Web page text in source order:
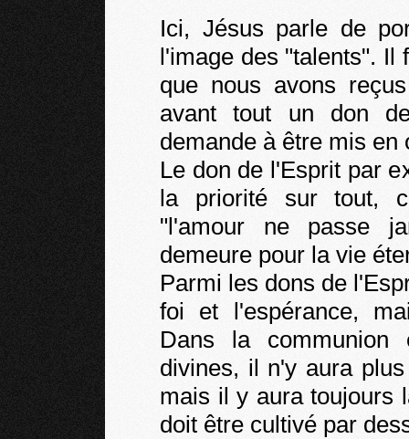
Ici, Jésus parle de
l'image des "talents".
que nous avons
avant tout un don
demande à être mis
Le don de l'Esprit par
la priorité sur tout,
"l'amour ne passe
demeure pour la vie
Parmi les dons de
foi et l'espérance,
Dans la communion
divines, il n'y aura
mais il y aura toujours
doit être cultivé par